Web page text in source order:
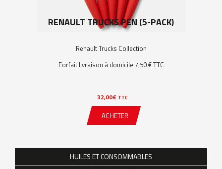
RENAULT TRUCKS PEN (5-PACK)
Renault Trucks Collection
Forfait livraison à domicile 7,50 € TTC
32,00€ TTC
ACHETER
HUILES ET CONSOMMABLES